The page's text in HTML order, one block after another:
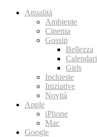
Attualità
Ambiente
Cinema
Gossip
Bellezza
Calendari
Girls
Inchieste
Iniziative
Novità
Apple
iPhone
Mac
Google